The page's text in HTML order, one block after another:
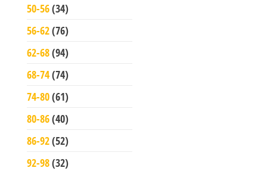
50-56(34)
56-62(76)
62-68(94)
68-74(74)
74-80(61)
80-86(40)
86-92(52)
92-98(32)